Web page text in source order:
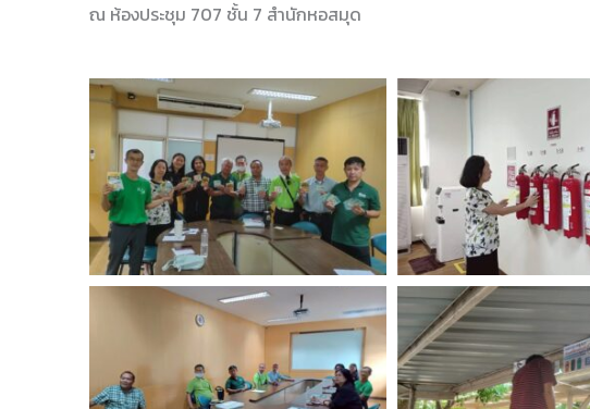
ณ ห้องประชุม 707 ชั้น 7 สำนักหอสมุด